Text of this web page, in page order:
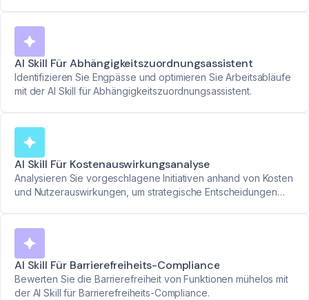
AI Skill Für Abhängigkeitszuordnungsassistent
Identifizieren Sie Engpässe und optimieren Sie Arbeitsabläufe
mit der AI Skill für Abhängigkeitszuordnungsassistent.
AI Skill Für Kostenauswirkungsanalyse
Analysieren Sie vorgeschlagene Initiativen anhand von Kosten
und Nutzerauswirkungen, um strategische Entscheidungen
AI Skill Für Barrierefreiheits-Compliance
Bewerten Sie die Barrierefreiheit von Funktionen mühelos mit
der AI Skill für Barrierefreiheits-Compliance.